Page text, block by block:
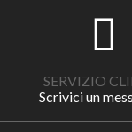
SERVIZIO
Scrivici un